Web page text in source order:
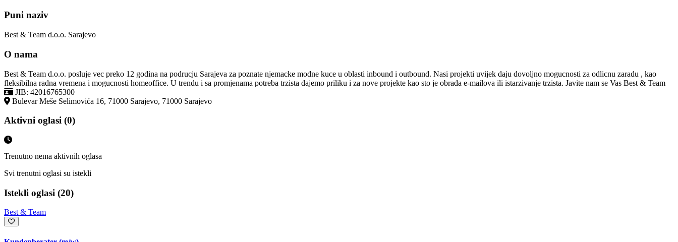
Puni naziv
Best & Team d.o.o. Sarajevo
O nama
Best & Team d.o.o. posluje vec preko 12 godina na podrucju Sarajeva za poznate njemacke modne kuce u oblasti inbound i outbound. Nasi projekti uvijek daju dovoljno mogucnosti za odlicnu zaradu , kao
fleksibilna radna vremena i mogucnosti homeoffice. U trendu i sa promjenama potreba trzista dajemo priliku i za nove projekte kao sto je obrada e-mailova ili istarzivanje trzista. Javite nam se Vas Best & Team
JIB: 42016765300
Bulevar Meše Selimovića 16, 71000 Sarajevo, 71000 Sarajevo
Aktivni oglasi (0)
Trenutno nema aktivnih oglasa
Svi trenutni oglasi su istekli
Istekli oglasi (20)
Best & Team